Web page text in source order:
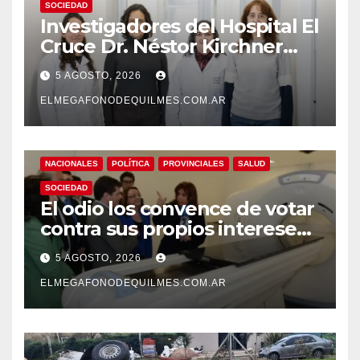
SOCIEDAD
Investigadores del Hospital El
Cruce Dr. Néstor Kirchner
desarrollan un estudio
pionero sobre el
envejecimiento cerebral y las
demencias
5 AGOSTO, 2026
ELMEGAFONODEQUILMES.COM.AR
NACIONALES POLÍTICA PROVINCIALES SALUD
SOCIEDAD
El odio los convence de votar
contra sus propios intereses.
Una Sociedad atrapada en la
grieta
5 AGOSTO, 2026
ELMEGAFONODEQUILMES.COM.AR